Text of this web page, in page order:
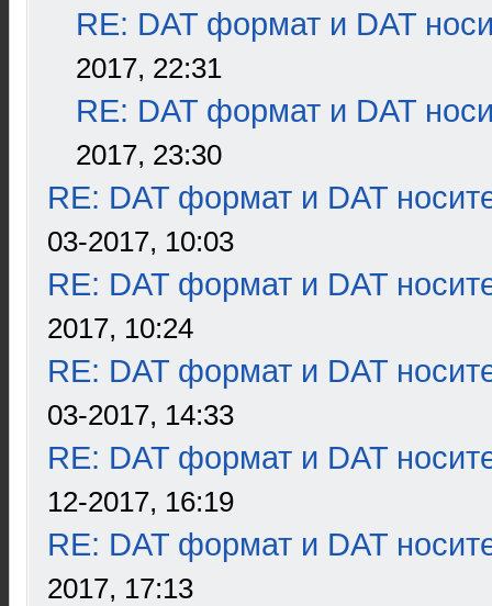
RE: DAT формат и DAT
2017, 22:31
RE: DAT формат и DAT
2017, 23:30
RE: DAT формат и DAT
03-2017, 10:03
RE: DAT формат и DAT
2017, 10:24
RE: DAT формат и DAT
03-2017, 14:33
RE: DAT формат и DAT
12-2017, 16:19
RE: DAT формат и DAT
2017, 17:13